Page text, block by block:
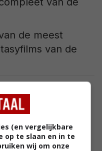
de meest
van de
(en vergelijkbare
op te slaan en in te
wij om onze